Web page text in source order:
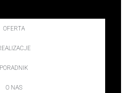
OFERTA
PORADNIK
O NAS